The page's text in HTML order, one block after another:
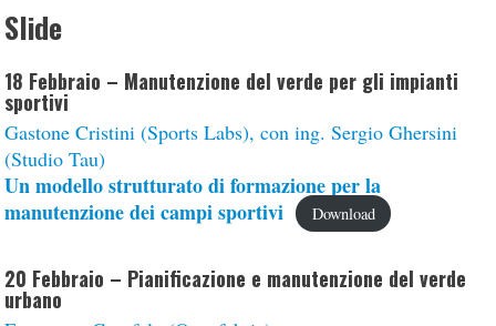
Slide
18 Febbraio – Manutenzione del verde per gli impianti
sportivi
Gastone Cristini (Sports Labs), con ing. Sergio Ghersini
(Studio Tau)
Un modello strutturato di formazione per la
manutenzione dei campi sportivi
Download
20 Febbraio – Pianificazione e manutenzione del verde
urbano